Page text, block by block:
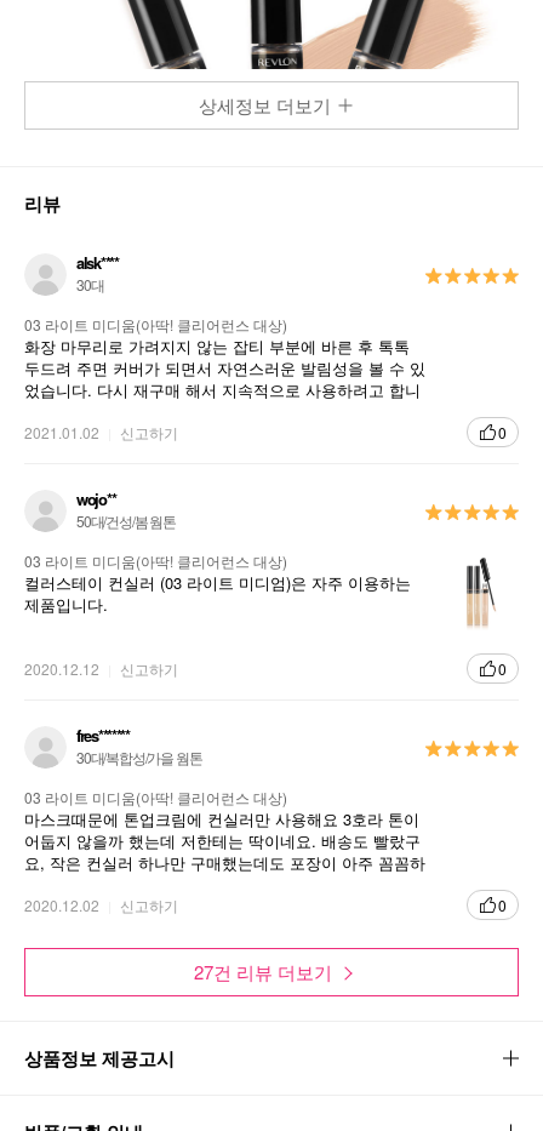
상세정보 더보기
리뷰
alsk****
30대
03 라이트 미디움(아딱! 클리어런스 대상)
화장 마무리로 가려지지 않는 잡티 부분에 바른 후 톡톡
두드려 주면 커버가 되면서 자연스러운 발림성을 볼 수 있
었습니다. 다시 재구매 해서 지속적으로 사용하려고 합니
2021.01.02 신고하기 0
wojo**
50대/건성/봄 웜톤
03 라이트 미디움(아딱! 클리어런스 대상)
컬러스테이 컨실러 (03 라이트 미디엄)은 자주 이용하는
제품입니다.
2020.12.12 신고하기 0
fres*******
30대/복합성/가을 웜톤
03 라이트 미디움(아딱! 클리어런스 대상)
마스크때문에 톤업크림에 컨실러만 사용해요 3호라 톤이
어둡지 않을까 했는데 저한테는 딱이네요. 배송도 빨랐구
요, 작은 컨실러 하나만 구매했는데도 포장이 아주 꼼꼼하
무 밝아서 쓰나마나...? 그랬는데 저렴한 가격에 피부톤에
2020.12.02 신고하기 0
27건 리뷰 더보기
상품정보 제공고시